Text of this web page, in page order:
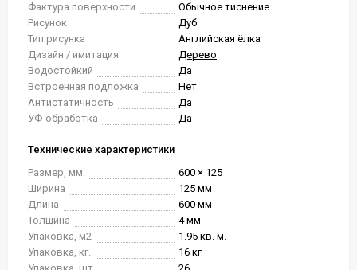
Фактура поверхности
Обычное тиснение
Рисунок
Дуб
Тип рисунка
Английская ёлка
Дизайн / имитация
Дерево
Водостойкий
Да
Встроенная подложка
Нет
Антистатичность
Да
УФ-обработка
Да
Технические характеристики
Размер, мм.
600 × 125
Ширина
125 мм
Длина
600 мм
Толщина
4 мм
Упаковка, м2
1.95 кв. м.
Упаковка, кг.
16 кг